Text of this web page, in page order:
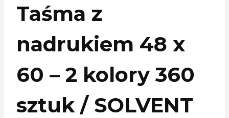
Taśma z
nadrukiem 48 x
60 – 2 kolory 360
sztuk / SOLVENT